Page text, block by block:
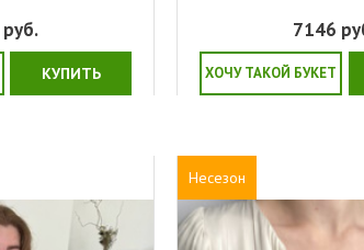
руб.
КУПИТЬ
7146
ХОЧУ ТАКОЙ БУКЕТ
Несезон